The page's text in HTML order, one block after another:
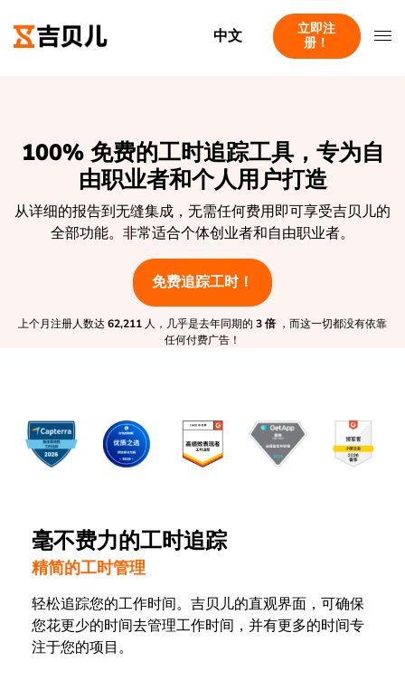
中文
立即注
册！
100% 免费的工时追踪工具，专为自
由职业者和个人用户打造
从详细的报告到无缝集成，无需任何费用即可享受吉贝儿的
全部功能。非常适合个体创业者和自由职业者。
免费追踪工时！
上个月注册人数达62,211 人，几乎是去年同期的 3 倍 ，而这一切都没有依靠
任何付费广告！
毫不费力的工时追踪
精简的工时管理
轻松追踪您的工作时间。吉贝儿的直观界面，可确保
您花更少的时间去管理工作时间，并有更多的时间专
注于您的项目。